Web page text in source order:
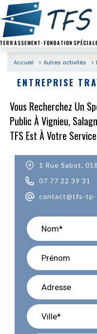
Accueil Autres activités
ENTREPRISE
Vous Recherchez Un
Public À Vignieu,
TFS Est À Votre
1 Rue Sabot,
07 77 22 39 31
contact@tfs-tp-